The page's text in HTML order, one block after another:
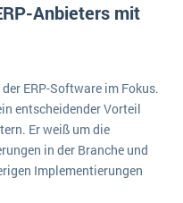
Anbieters mit
ERP-Software im Fokus.
entscheidender Vorteil
Er weiß um die
in der Branche und
Implementierungen